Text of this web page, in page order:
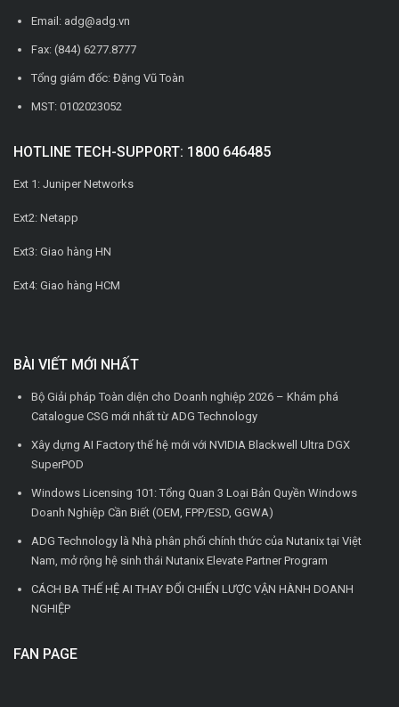
Email: adg@adg.vn
Fax: (844) 6277.8777
Tổng giám đốc: Đặng Vũ Toàn
MST: 0102023052
HOTLINE TECH-SUPPORT: 1800 646485
Ext 1: Juniper Networks
Ext2: Netapp
Ext3: Giao hàng HN
Ext4: Giao hàng HCM
BÀI VIẾT MỚI NHẤT
Bộ Giải pháp Toàn diện cho Doanh nghiệp 2026 – Khám phá
Catalogue CSG mới nhất từ ADG Technology
Xây dựng AI Factory thế hệ mới với NVIDIA Blackwell Ultra DGX
SuperPOD
Windows Licensing 101: Tổng Quan 3 Loại Bản Quyền Windows
Doanh Nghiệp Cần Biết (OEM, FPP/ESD, GGWA)
ADG Technology là Nhà phân phối chính thức của Nutanix tại Việt
Nam, mở rộng hệ sinh thái Nutanix Elevate Partner Program
CÁCH BA THẾ HỆ AI THAY ĐỔI CHIẾN LƯỢC VẬN HÀNH DOANH
NGHIỆP
FAN PAGE